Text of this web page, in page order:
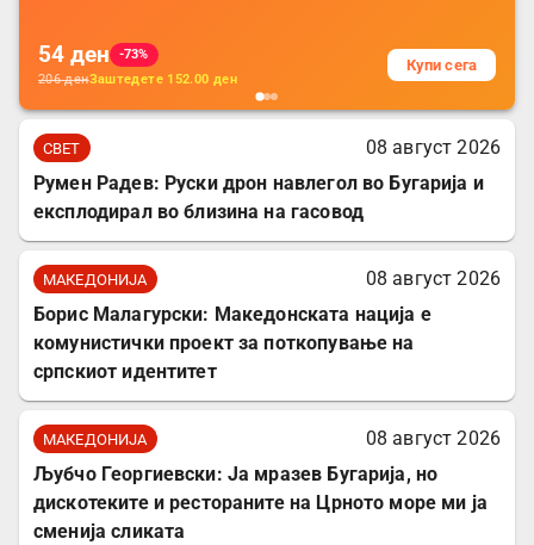
54 ден
-73%
206денЗаштедете 152.00 ден
Купи сега
СВЕТ
08 август 2026
Румен Радев: Руски дрон навлегол во Бугарија и
експлодирал во близина на гасовод
МАКЕДОНИЈА
08 август 2026
Борис Малагурски: Македонската нација е
комунистички проект за поткопување на
српскиот идентитет
МАКЕДОНИЈА
08 август 2026
Љубчо Георгиевски: Ја мразев Бугарија, но
дискотеките и рестораните на Црното море ми ја
сменија сликата